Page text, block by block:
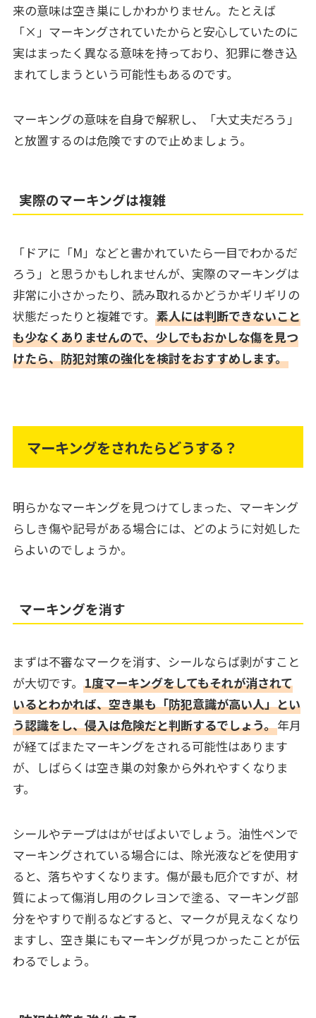
来の意味は空き巣にしかわかりません。たとえば
「×」マーキングされていたからと安心していたのに
実はまったく異なる意味を持っており、犯罪に巻き込
まれてしまうという可能性もあるのです。
マーキングの意味を自身で解釈し、「大丈夫だろう」
と放置するのは危険ですので止めましょう。
実際のマーキングは複雑
「ドアに「M」などと書かれていたら一目でわかるだ
ろう」と思うかもしれませんが、実際のマーキングは
非常に小さかったり、読み取れるかどうかギリギリの
状態だったりと複雑です。 素人には判断できないこと
も少なくありませんので、少しでもおかしな傷を見つ
けたら、防犯対策の強化を検討をおすすめします。
マーキングをされたらどうする？
明らかなマーキングを見つけてしまった、マーキング
らしき傷や記号がある場合には、どのように対処した
らよいのでしょうか。
マーキングを消す
まずは不審なマークを消す、シールならば剥がすこと
が大切です。 1度マーキングをしてもそれが消されて
いるとわかれば、空き巣も「防犯意識が高い人」とい
う認識をし、侵入は危険だと判断するでしょう。年月
が経てばまたマーキングをされる可能性はあります
が、しばらくは空き巣の対象から外れやすくなりま
す。
シールやテープははがせばよいでしょう。油性ペンで
マーキングされている場合には、除光液などを使用す
ると、落ちやすくなります。傷が最も厄介ですが、材
質によって傷消し用のクレヨンで塗る、マーキング部
分をやすりで削るなどすると、マークが見えなくなり
ますし、空き巣にもマーキングが見つかったことが伝
わるでしょう。